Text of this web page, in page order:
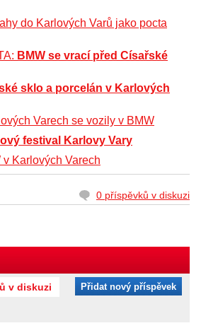
do Karlových Varů jako pocta
BMW se vrací před Císařské
sklo a porcelán v Karlových
Varech se vozily v BMW
festival Karlovy Vary
v Karlových Varech
0 příspěvků v diskuzi
v diskuzi Přidat nový příspěvek